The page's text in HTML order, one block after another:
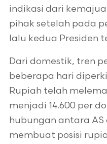
indikasi dari
pihak setelah pada
lalu kedua Presiden
Dari domestik, tren
beberapa hari
Rupiah telah
menjadi 14.600 per
hubungan antara
membuat posisi